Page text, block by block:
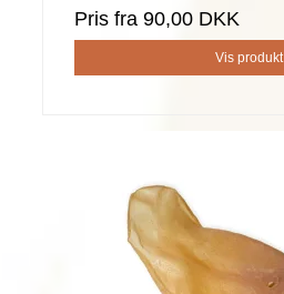
Pris fra 90,00 DKK
Vis produkt